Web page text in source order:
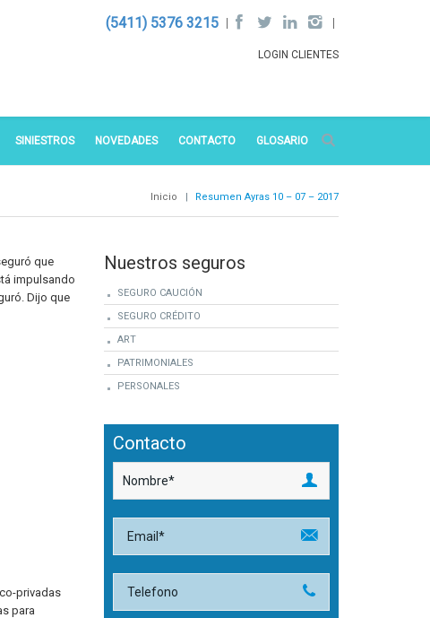
(5411) 5376 3215
LOGIN CLIENTES
SINIESTROS NOVEDADES CONTACTO GLOSARIO
Inicio | Resumen Ayras 10 – 07 – 2017
que
impulsando
Dijo que
privadas
para
Nuestros seguros
SEGURO CAUCIÓN
SEGURO CRÉDITO
ART
PATRIMONIALES
PERSONALES
Contacto